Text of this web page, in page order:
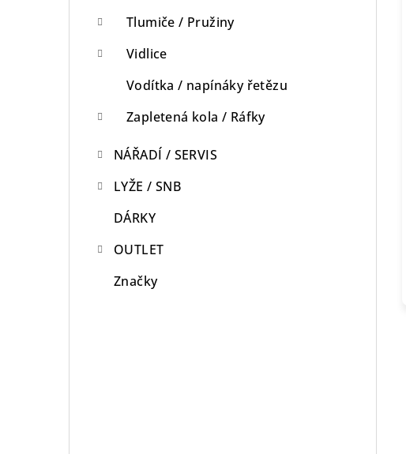
Tlumiče / Pružiny
Vidlice
Vodítka / napínáky řetězu
Zapletená kola / Ráfky
NÁŘADÍ / SERVIS
LYŽE / SNB
DÁRKY
OUTLET
Značky